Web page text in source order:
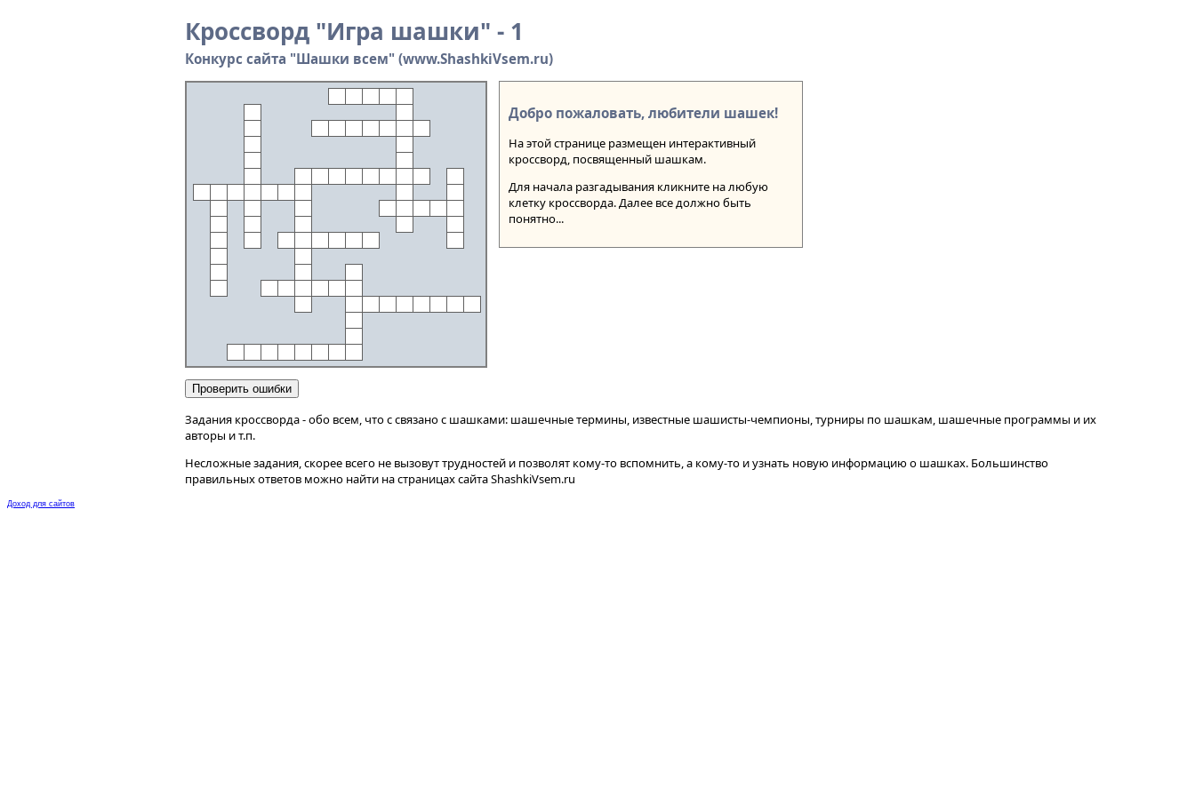
Кроссворд "Игра шашки" - 1
Конкурс сайта "Шашки всем" (www.ShashkiVsem.ru)
Добро пожаловать, любители шашек!
На этой странице размещен интерактивный
кроссворд, посвященный шашкам.
Для начала разгадывания кликните на любую
клетку кроссворда. Далее все должно быть
понятно...
Проверить ошибки
Задания кроссворда - обо всем, что с связано с шашками: шашечные термины, известные шашисты-чемпионы, турниры по шашкам, шашечные программы и их
авторы и т.п.
Несложные задания, скорее всего не вызовут трудностей и позволят кому-то вспомнить, а кому-то и узнать новую информацию о шашках. Большинство
правильных ответов можно найти на страницах сайта ShashkiVsem.ru
Доход для сайтов